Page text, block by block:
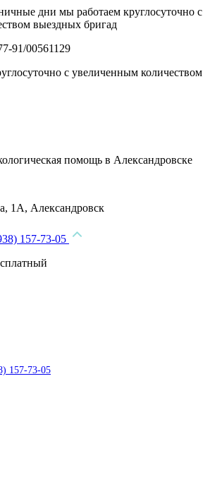
дни мы работаем круглосуточно с
выездных бригад
91/00561129
с увеличенным количеством
помощь в Александровске
1А, Александровск
157-73-05
157-73-05